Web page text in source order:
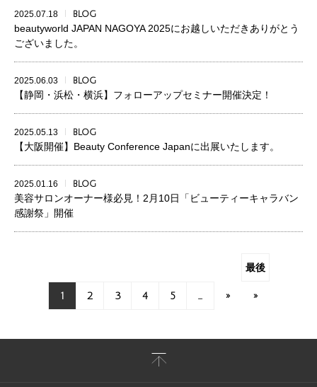
2025.07.18 BLOG
beautyworld JAPAN NAGOYA 2025にお越しいただきありがとう
ございました。
2025.06.03 BLOG
【静岡・浜松・横浜】フォローアップセミナー開催決定！
2025.05.13 BLOG
【大阪開催】Beauty Conference Japanに出展いたします。
2025.01.16 BLOG
美容サロンオーナー様必見！2月10日「ビューティーキャラバン
感謝祭」開催
1 2 3 4 5 ... »
最後
»